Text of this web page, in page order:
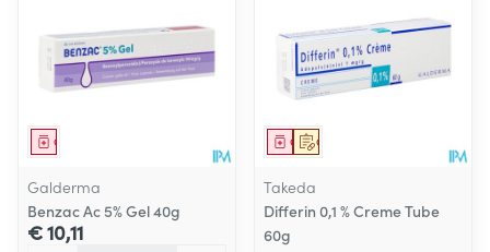
Geneesmiddel
Galderma
Benzac Ac 5% Gel 40g
€ 10,11
Op voorschrift
Geneesmiddel
Takeda
Differin 0,1 % Creme Tube
60g